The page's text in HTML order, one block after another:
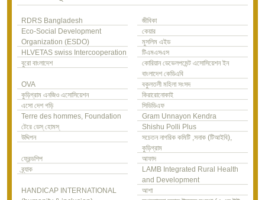
RDRS Bangladesh
জীবিকা
Eco-Social Development
Organization (ESDO)
কেয়ার
মুসলিম এইড
HLVETAS swiss Intercooperation
টিএমএসএস
বুরো বাংলাদেশ
কোরিয়ান ডেভেলপমেন্ট এসোসিয়েশন ইন
বাংলাদেশ কেডিএবি
OVA
বকুলতলী মহিলা সংসদ
কুড়িগ্রাম এনজিও এসোসিয়েশন
কিরারোনোকাই
এসো দেশ গড়ি
সিডিডিএফ
Terre des hommes, Foundation
টেরে ডেস্ হোমস্
Gram Unnayon Kendra
Shishu Polli Plus
উদ্দিপন
সচেতন নাগরিক কমিটি ,সনাক (টিআইবি),
কুড়িগ্রাম
ফ্রেন্ডশিপ
আফাদ
ব্র্যাক
LAMB Integrated Rural Health
and Development
HANDICAP INTERNATIONAL
আশা